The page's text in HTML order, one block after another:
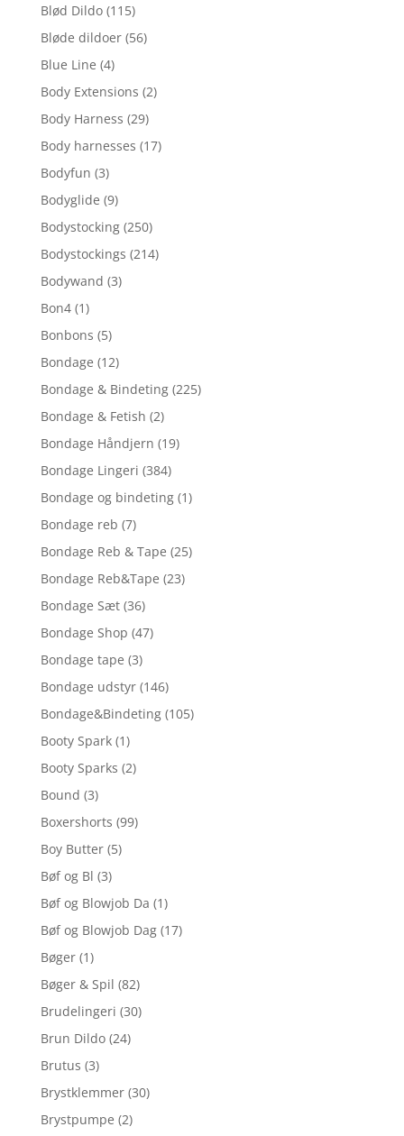
Blød Dildo (115)
Bløde dildoer (56)
Blue Line (4)
Body Extensions (2)
Body Harness (29)
Body harnesses (17)
Bodyfun (3)
Bodyglide (9)
Bodystocking (250)
Bodystockings (214)
Bodywand (3)
Bon4 (1)
Bonbons (5)
Bondage (12)
Bondage & Bindeting (225)
Bondage & Fetish (2)
Bondage Håndjern (19)
Bondage Lingeri (384)
Bondage og bindeting (1)
Bondage reb (7)
Bondage Reb & Tape (25)
Bondage Reb&Tape (23)
Bondage Sæt (36)
Bondage Shop (47)
Bondage tape (3)
Bondage udstyr (146)
Bondage&Bindeting (105)
Booty Spark (1)
Booty Sparks (2)
Bound (3)
Boxershorts (99)
Boy Butter (5)
Bøf og Bl (3)
Bøf og Blowjob Da (1)
Bøf og Blowjob Dag (17)
Bøger (1)
Bøger & Spil (82)
Brudelingeri (30)
Brun Dildo (24)
Brutus (3)
Brystklemmer (30)
Brystpumpe (2)